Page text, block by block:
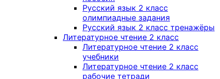
Русский язык 2 класс
олимпиадные задания
Русский язык 2 класс тренажёры
Литературное чтение 2 класс
Литературное чтение 2 класс
учебники
Литературное чтение 2 класс
рабочие тетради